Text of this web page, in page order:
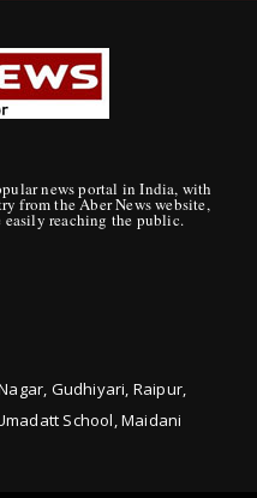
news portal in India, with
from the Aber News website,
easily reaching the public.
Gudhiyari, Raipur,
School, Maidani